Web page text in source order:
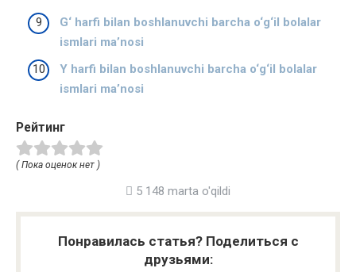
G‘ harfi bilan boshlanuvchi barcha o‘g‘il bolalar
ismlari ma’nosi
Y harfi bilan boshlanuvchi barcha o‘g‘il bolalar
ismlari ma’nosi
Рейтинг
( Пока оценок нет )
5 148 marta o'qildi
Понравилась статья? Поделиться с
друзьями: